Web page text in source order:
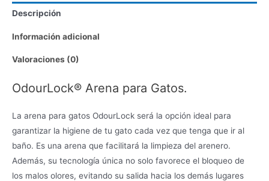
Descripción
Información adicional
Valoraciones (0)
OdourLock® Arena para Gatos.
La arena para gatos OdourLock será la opción ideal para
garantizar la higiene de tu gato cada vez que tenga que ir al
baño. Es una arena que facilitará la limpieza del arenero.
Además, su tecnología única no solo favorece el bloqueo de
los malos olores, evitando su salida hacia los demás lugares